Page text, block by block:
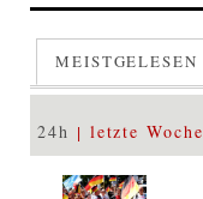
MEISTGELESEN
24h letzte Woche